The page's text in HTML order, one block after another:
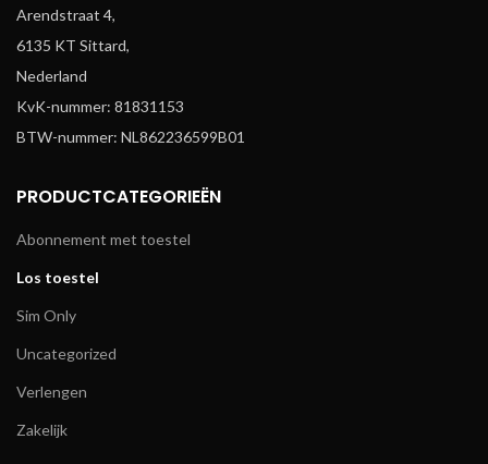
Arendstraat 4,
6135 KT Sittard,
Nederland
KvK-nummer: 81831153
BTW-nummer: NL862236599B01
PRODUCTCATEGORIEËN
Abonnement met toestel
Los toestel
Sim Only
Uncategorized
Verlengen
Zakelijk